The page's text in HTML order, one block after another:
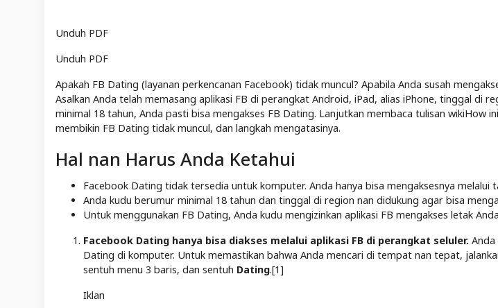
Unduh PDF
Unduh PDF
Apakah FB Dating (layanan perkencanan Facebook) tidak muncul? Apabila Anda susah
Asalkan Anda telah memasang aplikasi FB di perangkat Android, iPad, alias iPhone, tinggal di
minimal 18 tahun, Anda pasti bisa mengakses FB Dating. Lanjutkan membaca tulisan wikiHow
membikin FB Dating tidak muncul, dan langkah mengatasinya.
Hal nan Harus Anda Ketahui
Facebook Dating tidak tersedia untuk komputer. Anda hanya bisa mengaksesnya melalui
Anda kudu berumur minimal 18 tahun dan tinggal di region nan didukung agar bisa
Untuk menggunakan FB Dating, Anda kudu mengizinkan aplikasi FB mengakses letak
Facebook Dating hanya bisa diakses melalui aplikasi FB di perangkat seluler. Anda
Dating di komputer. Untuk memastikan bahwa Anda mencari di tempat nan tepat,
sentuh menu 3 baris, dan sentuh Dating.[1]
Iklan